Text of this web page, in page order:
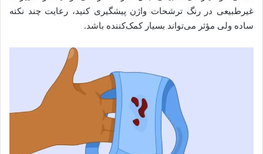
غیرطبیعی در رنگ ترشحات واژن پیشگیری کنید، رعایت چند نکته
ساده ولی مؤثر می‌تواند بسیار کمک‌کننده باشد.